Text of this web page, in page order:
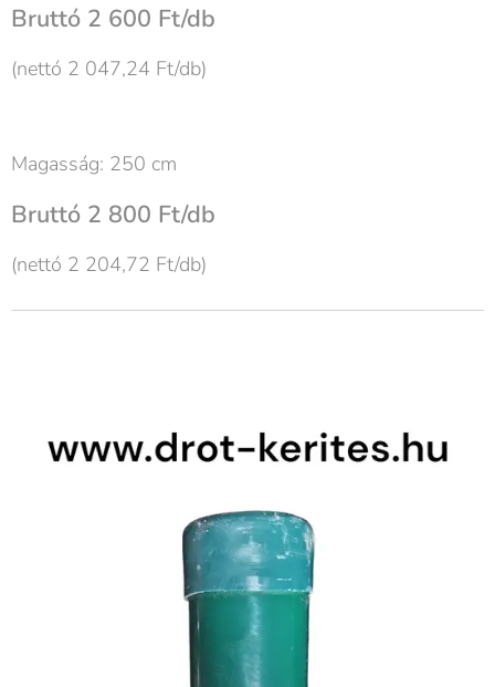
Bruttó 2 600 Ft/db
(nettó 2 047,24 Ft/db)
Magasság: 250 cm
Bruttó 2 800 Ft/db
(nettó 2 204,72 Ft/db)